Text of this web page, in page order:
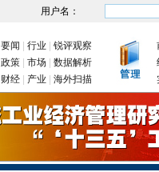
用户名：
要闻 行业
锐评观察
政策
市场
数据解析
财经
产业 海外扫描